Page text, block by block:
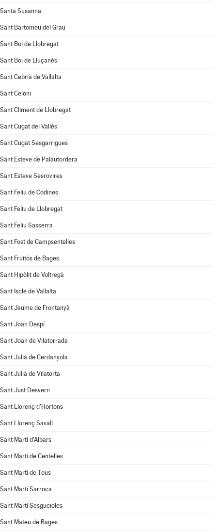
Santa Susanna
Sant Bartomeu del Grau
Sant Boi de Llobregat
Sant Boi de Lluçanès
Sant Cebrià de Vallalta
Sant Celoni
Sant Climent de Llobregat
Sant Cugat del Vallès
Sant Cugat Sesgarrigues
Sant Esteve de Palautordera
Sant Esteve Sesrovires
Sant Feliu de Codines
Sant Feliu de Llobregat
Sant Feliu Sasserra
Sant Fost de Campsentelles
Sant Fruitós de Bages
Sant Hipòlit de Voltregà
Sant Iscle de Vallalta
Sant Jaume de Frontanyà
Sant Joan Despí
Sant Joan de Vilatorrada
Sant Julià de Cerdanyola
Sant Julià de Vilatorta
Sant Just Desvern
Sant Llorenç d'Hortons
Sant Llorenç Savall
Sant Martí d'Albars
Sant Martí de Centelles
Sant Martí de Tous
Sant Martí Sarroca
Sant Martí Sesgueioles
Sant Mateu de Bages